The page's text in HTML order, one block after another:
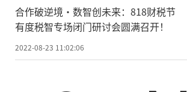
合作破逆境·数智创未来：818财税节
有度税智专场闭门研讨会圆满召开！
2022-08-23 11:02:06